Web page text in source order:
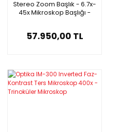
Stereo Zoom Başlık - 6.7x-
45x Mikroskop Başlığı -
57.950,00 TL